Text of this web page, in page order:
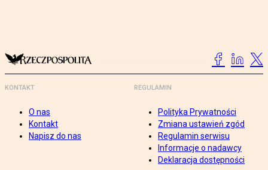
KONTAKT
O nas
Kontakt
Napisz do nas
REGULAMIN
Polityka Prywatności
Zmiana ustawień zgód
Regulamin serwisu
Informacje o nadawcy
Deklaracja dostępności